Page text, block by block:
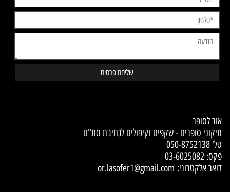
אור לסופר
תיקוני סופרים - שקפים וקיפולים לכתיבת סת"ם
טל' 050-8752138
פקס: 03-6025082
דואר אלקטרוני: or.lasofer1@gmail.com